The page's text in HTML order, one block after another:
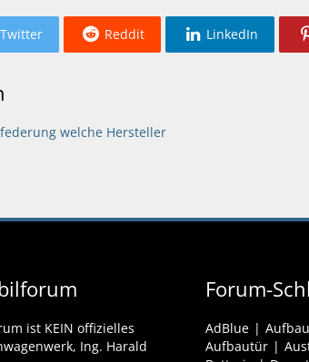
Twitter Reddit LinkedIn
welche Hersteller
ist KEIN offizielles
Ing. Harald
Forum-
AdBlue
Aufbautür